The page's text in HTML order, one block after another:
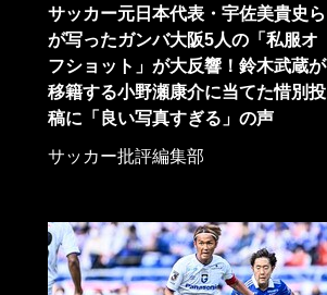
サッカー元日本代表・宇佐美貴史ら
が写ったガンバ大阪5人の「私服オ
フショット」が大反響！鈴木武蔵が
移籍する小野瀬康介に当てた惜別投
稿に「良い写真すぎる」の声
サッカー批評編集部